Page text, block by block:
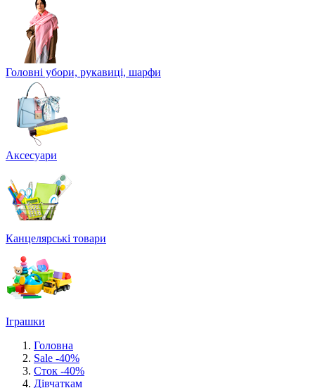
Головні убори, рукавиці, шарфи
Аксесуари
Канцелярські товари
Іграшки
Головна
Sale -40%
Сток -40%
Дівчаткам